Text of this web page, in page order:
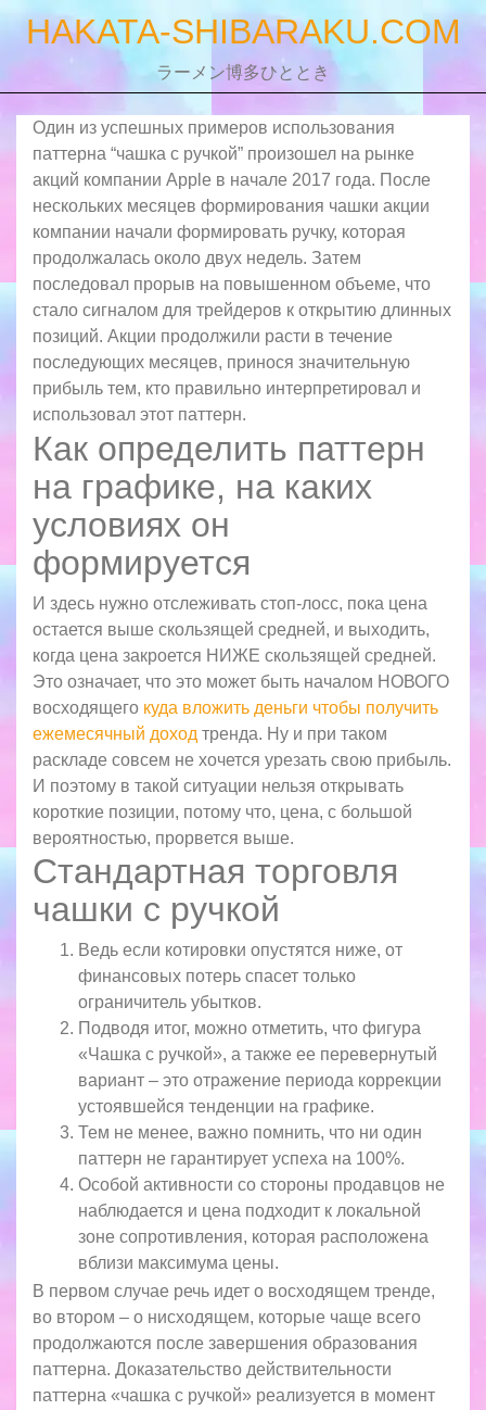
HAKATA-SHIBARAKU.COM
ラーメン博多ひととき
Один из успешных примеров использования
паттерна “чашка с ручкой” произошел на рынке
акций компании Apple в начале 2017 года. После
нескольких месяцев формирования чашки акции
компании начали формировать ручку, которая
продолжалась около двух недель. Затем
последовал прорыв на повышенном объеме, что
стало сигналом для трейдеров к открытию длинных
позиций. Акции продолжили расти в течение
последующих месяцев, принося значительную
прибыль тем, кто правильно интерпретировал и
использовал этот паттерн.
Как определить паттерн
на графике, на каких
условиях он
формируется
И здесь нужно отслеживать стоп-лосс, пока цена
остается выше скользящей средней, и выходить,
когда цена закроется НИЖЕ скользящей средней.
Это означает, что это может быть началом НОВОГО
восходящего куда вложить деньги чтобы получить
ежемесячный доход тренда. Ну и при таком
раскладе совсем не хочется урезать свою прибыль.
И поэтому в такой ситуации нельзя открывать
короткие позиции, потому что, цена, с большой
вероятностью, прорвется выше.
Стандартная торговля
чашки с ручкой
Ведь если котировки опустятся ниже, от
финансовых потерь спасет только
ограничитель убытков.
Подводя итог, можно отметить, что фигура
«Чашка с ручкой», а также ее перевернутый
вариант – это отражение периода коррекции
устоявшейся тенденции на графике.
Тем не менее, важно помнить, что ни один
паттерн не гарантирует успеха на 100%.
Особой активности со стороны продавцов не
наблюдается и цена подходит к локальной
зоне сопротивления, которая расположена
вблизи максимума цены.
В первом случае речь идет о восходящем тренде,
во втором – о нисходящем, которые чаще всего
продолжаются после завершения образования
паттерна. Доказательство действительности
паттерна «чашка с ручкой» реализуется в момент